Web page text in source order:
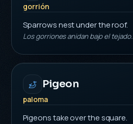
gorrión
Sparrows nest under the roof.
Los gorriones anidan bajo el tejado.
Pigeon
paloma
Pigeons take over the square.